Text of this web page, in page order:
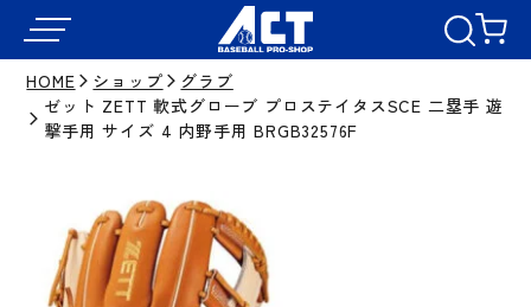
HOME ショップ
グラブ
ゼット ZETT 軟式グローブ プロステイタスSCE 二塁手 遊
撃手用 サイズ 4 内野手用 BRGB32576F